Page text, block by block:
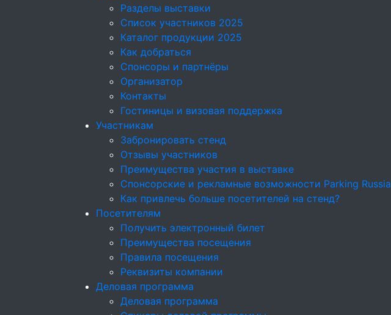
Разделы выставки
Список участников 2025
Каталог продукции 2025
Как добраться
Спонсоры и партнёры
Организатор
Контакты
Гостиницы и визовая поддержка
Участникам
Забронировать стенд
Отзывы участников
Преимущества участия в выставке
Спонсорские и рекламные возможности Parking Russia
Как привлечь больше посетителей на стенд?
Посетителям
Получить электронный билет
Преимущества посещения
Правила посещения
Реквизиты компании
Деловая программа
Деловая программа